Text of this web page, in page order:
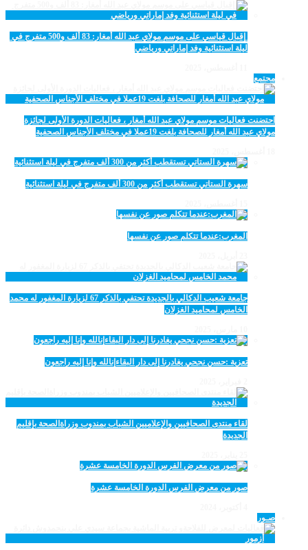
ليلة استثنائية وفد إماراتي ورياضي
مجتمع
احتضنت فعاليات موسم مولاي عبد الله أمغار ، فعاليات الدورة الأولى لجائزة
مولاي عبد الله أمغار للصحافة بلغت 19عملا في مختلف الأجناس الصحفية
سهرة الستاتي تستقطب أكثر من 300 ألف متفرج في ليلة استثنائية
المغرب:عندما تتكلم صور عن نفسها
جامعة شعيب الدكالي بالجديدة تحتفي بالذكر 67 لزيارة المغفور له محمد
الخامس لمحاميد الغزلان
تعزية :حسن نجحي يغادرنا إلى دار البقاءإنالله وإنا إليه راجعون
لقاء منتدى الصحافيين والإعلاميين الشباب بمندوب وزراةالصحة بإقليم
الجديدة
صور من معرض الفرس الدورة الخامسة عشرة
صـور